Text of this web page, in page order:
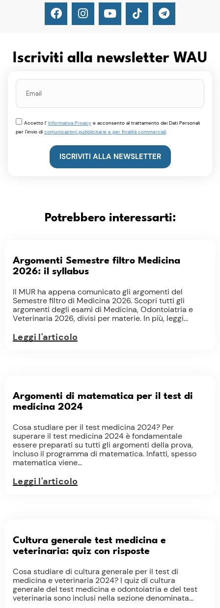
Iscriviti alla newsletter WAU
Accetto l’ Informativa Privacy e acconsento al trattamento dei Dati Personali
per l'invio di comunicazioni pubblicitarie e per finalità commerciali.
ISCRIVITI ALLA NEWSLETTER
Potrebbero interessarti:
Argomenti Semestre filtro Medicina
2026: il syllabus
Il MUR ha appena comunicato gli argomenti del
Semestre filtro di Medicina 2026. Scopri tutti gli
argomenti degli esami di Medicina, Odontoiatria e
Veterinaria 2026, divisi per materie. In più, leggi...
Leggi l'articolo
Argomenti di matematica per il test di
medicina 2024
Cosa studiare per il test medicina 2024? Per
superare il test medicina 2024 è fondamentale
essere preparati su tutti gli argomenti della prova,
incluso il programma di matematica. Infatti, spesso
matematica viene...
Leggi l'articolo
Cultura generale test medicina e
veterinaria: quiz con risposte
Cosa studiare di cultura generale per il test di
medicina e veterinaria 2024? I quiz di cultura
generale del test medicina e odontoiatria e del test
veterinaria sono inclusi nella sezione denominata...